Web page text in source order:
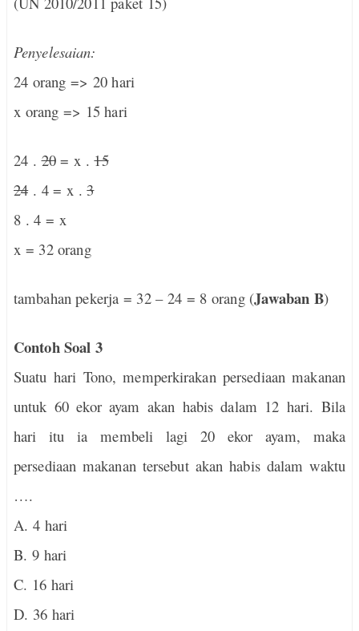
Penyelesaian:
24 orang => 20 hari
x orang => 15 hari
24 .20= x .15
24. 4 = x .3
8 . 4 = x
x = 32 orang
tambahan pekerja = 32 – 24 = 8 orang (Jawaban B)
Contoh Soal 3
Suatu hari Tono, memperkirakan persediaan makanan
untuk 60 ekor ayam akan habis dalam 12 hari. Bila
hari itu ia membeli lagi 20 ekor ayam, maka
persediaan makanan tersebut akan habis dalam waktu
….
A. 4 hari
B. 9 hari
C. 16 hari
D. 36 hari